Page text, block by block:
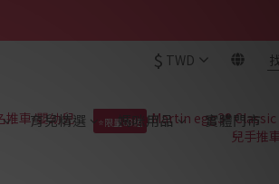
$ TWD
育兒精選 媽咪用品 實體門市
⭐限量68組